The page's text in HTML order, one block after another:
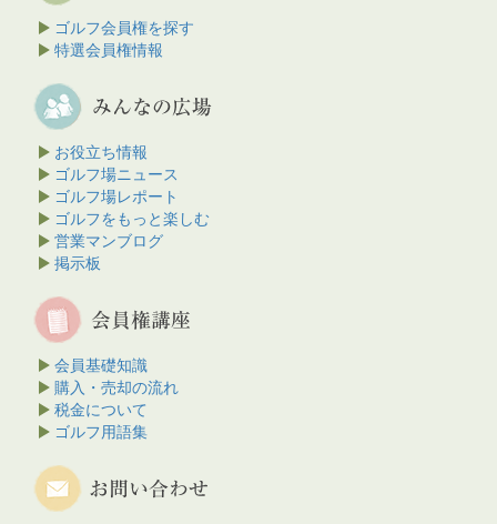
ゴルフ会員権を探す
特選会員権情報
お役立ち情報
ゴルフ場ニュース
ゴルフ場レポート
ゴルフをもっと楽しむ
営業マンブログ
掲示板
会員基礎知識
購入・売却の流れ
税金について
ゴルフ用語集